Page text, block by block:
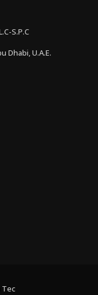
S.P.C
Dhabi, U.A.E.